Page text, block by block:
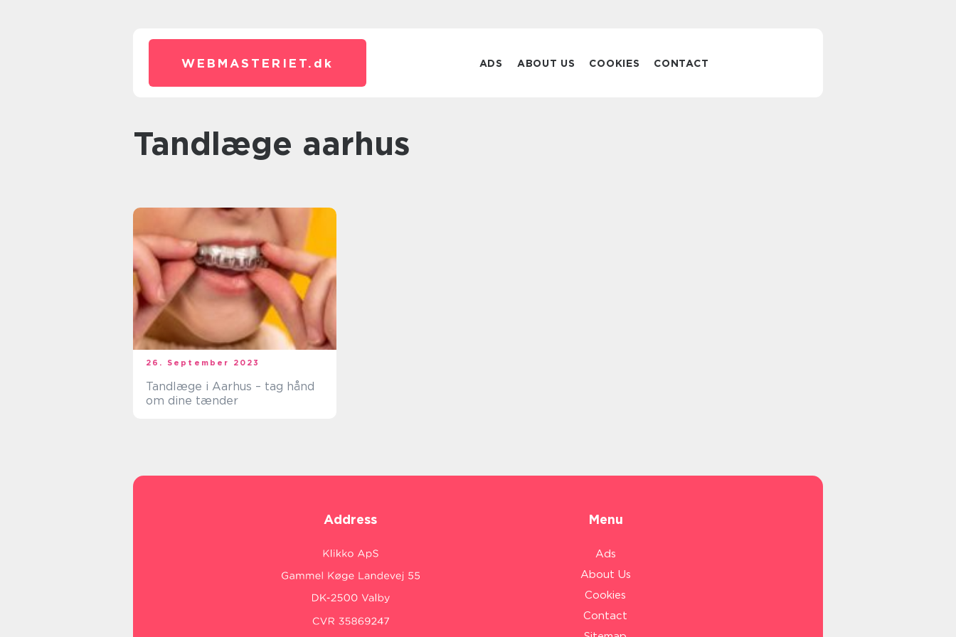
WEBMASTERIET. dk ADS ABOUT US COOKIES CONTACT
tandlæge aarhus
26. September 2023
Tandlæge i Aarhus – tag hånd
om dine tænder
Address Menu
Ads
About Us
Cookies
Contact